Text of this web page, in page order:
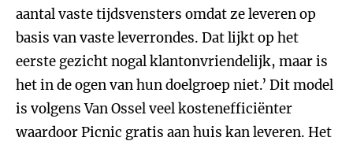
aantal vaste tijdsvensters omdat ze leveren op
basis van vaste leverrondes. Dat lijkt op het
eerste gezicht nogal klantonvriendelijk, maar is
het in de ogen van hun doelgroep niet.’ Dit model
is volgens Van Ossel veel kostenefficiënter
waardoor Picnic gratis aan huis kan leveren. Het